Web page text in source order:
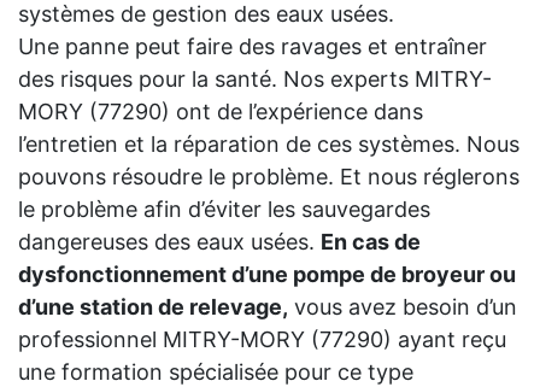
systèmes de gestion des eaux usées.
Une panne peut faire des ravages et entraîner
des risques pour la santé. Nos experts MITRY-
MORY (77290) ont de l’expérience dans
l’entretien et la réparation de ces systèmes. Nous
pouvons résoudre le problème. Et nous réglerons
le problème afin d’éviter les sauvegardes
dangereuses des eaux usées. En cas de
dysfonctionnement d’une pompe de broyeur ou
d’une station de relevage, vous avez besoin d’un
professionnel MITRY-MORY (77290) ayant reçu
une formation spécialisée pour ce type